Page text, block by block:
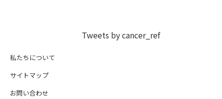
Tweets by cancer_ref
私たちについて
サイトマップ
お問い合わせ